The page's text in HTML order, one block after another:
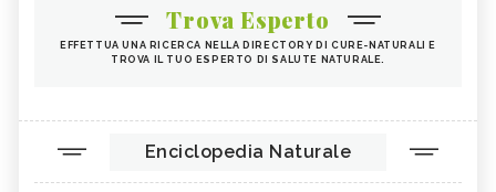
Trova Esperto
EFFETTUA UNA RICERCA NELLA DIRECTORY DI CURE-NATURALI E
TROVA IL TUO ESPERTO DI SALUTE NATURALE.
Enciclopedia Naturale